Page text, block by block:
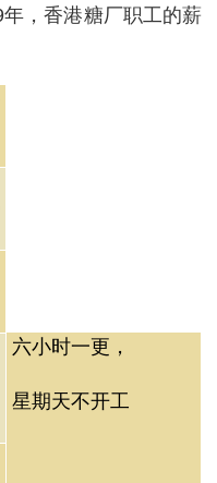
，香港糖厂职工的薪
六小时一更，
星期天不开工